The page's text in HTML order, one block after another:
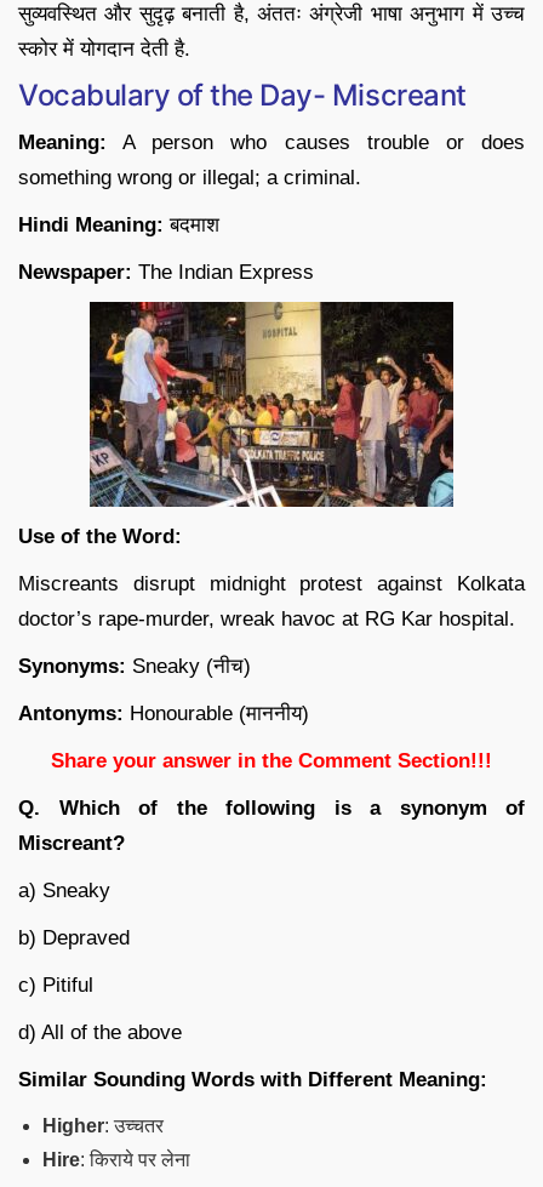
सुव्यवस्थित और सुदृढ़ बनाती है, अंततः अंग्रेजी भाषा अनुभाग में उच्च
स्कोर में योगदान देती है.
Vocabulary of the Day- Miscreant
Meaning:
A person who causes trouble or does
something wrong or illegal; a criminal.
Hindi Meaning: बदमाश
Newspaper: The Indian Express
Use of the Word:
Miscreants disrupt midnight protest against Kolkata
doctor’s rape-murder, wreak havoc at RG Kar hospital.
Synonyms: Sneaky (नीच)
Antonyms: Honourable (माननीय)
Share your answer in the Comment Section!!!
Q. Which of the following is a synonym of
Miscreant?
a) Sneaky
b) Depraved
c) Pitiful
d) All of the above
Similar Sounding Words with Different Meaning:
Higher: उच्चतर
Hire: किराये पर लेना